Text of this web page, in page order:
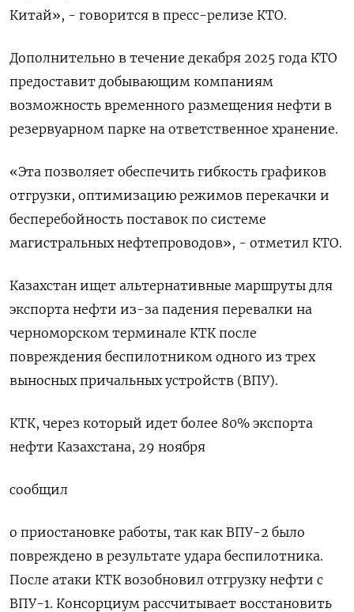
Китай», - говорится в пресс-релизе КТО.
Дополнительно в течение декабря 2025 года КТО
предоставит добывающим компаниям
возможность временного размещения нефти в
резервуарном парке на ответственное хранение.
«Эта позволяет обеспечить гибкость графиков
отгрузки, оптимизацию режимов перекачки и
бесперебойность поставок по системе
магистральных нефтепроводов», - отметил КТО.
Казахстан ищет альтернативные маршруты для
экспорта нефти из-за падения перевалки на
черноморском терминале КТК после
повреждения беспилотником одного из трех
выносных причальных устройств (ВПУ).
КТК, через который идет более 80% экспорта
нефти Казахстана, 29 ноября
сообщил
о приостановке работы, так как ВПУ-2 было
повреждено в результате удара беспилотника.
После атаки КТК возобновил отгрузку нефти с
ВПУ-1. Консорциум рассчитывает восстановить